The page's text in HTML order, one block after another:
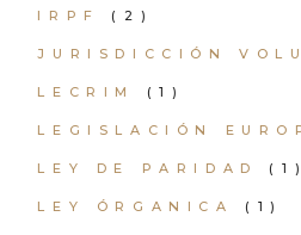
IRPF (2)
JURISDICCIÓN
LECRIM (1)
LEGISLACIÓN
LEY DE PARIDAD (1)
LEY ÓRGANICA (1)